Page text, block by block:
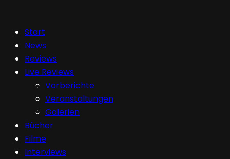
Start
News
Reviews
Live Reviews
Vorberichte
Veranstaltungen
Galerien
Bücher
Filme
Interviews